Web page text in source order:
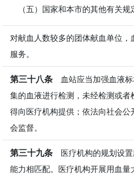
（五）国家和本市的其他有关规
对献血人数较多的团体献血单位，
服务。
第三十八条 血站应当加强血液
集的血液进行检测，未经检测或者
得向医疗机构提供；依法向社会公
会监督。
第三十九条 医疗机构的规划设
能力相匹配。医疗机构开展用血量